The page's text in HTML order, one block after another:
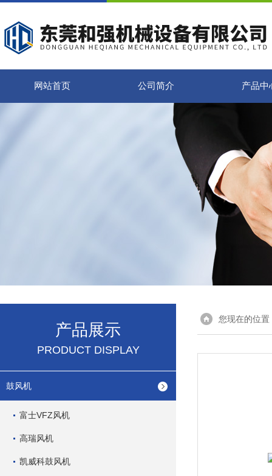
网站首页 公司简介 产品中
产品展示
PRODUCT DISPLAY
鼓风机
富士VFZ风机
高瑞风机
凯威科鼓风机
您现在的位置